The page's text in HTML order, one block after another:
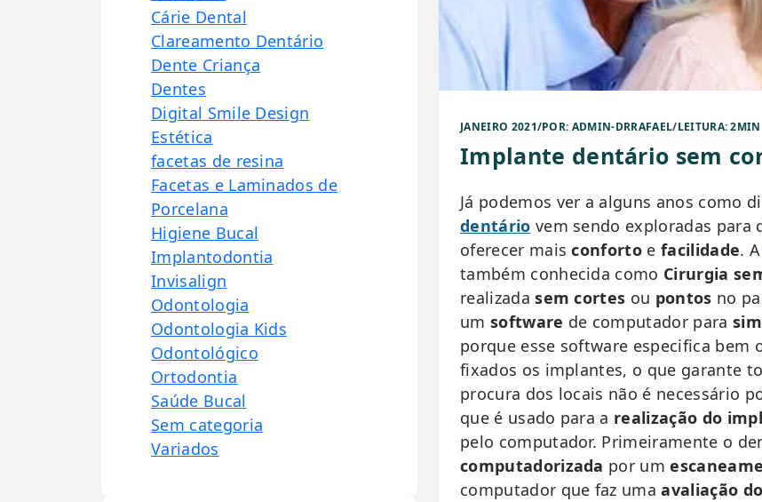
Cárie Dental
Clareamento Dentário
Dente Criança
Dentes
Digital Smile Design
Estética
facetas de resina
Facetas e Laminados de
Porcelana
Higiene Bucal
Implantodontia
Invisalign
Odontologia
Odontologia Kids
Odontológico
Ortodontia
Saúde Bucal
Sem categoria
Variados
JANEIRO 2021/POR: ADMIN-DRRAFAEL/LEITURA: 2MIN
Implante dentário sem
Já podemos ver a alguns anos como
dentário vem sendo exploradas para
oferecer maisconforto efacilidade. A
também conhecida como Cirurgia
realizadasem cortes ou pontos no
um software de computador para
porque esse software especifica bem
fixados os implantes, o que garante
procura dos locais não é necessário
que é usado para a realização do
pelo computador. Primeiramente o
computadorizada por um
computador que faz umaavaliação